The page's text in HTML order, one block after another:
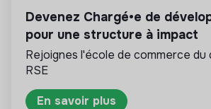
La mission de cette structure est
entreprises ou les citoyens à
impact environnemental et social.
conseil en RSE, la formation, la
enjeux de la transition, les médias,…
Devenez Chargé•e de
pour une structure à impact
Rejoignes l'école de commerce du
RSE
En savoir plus